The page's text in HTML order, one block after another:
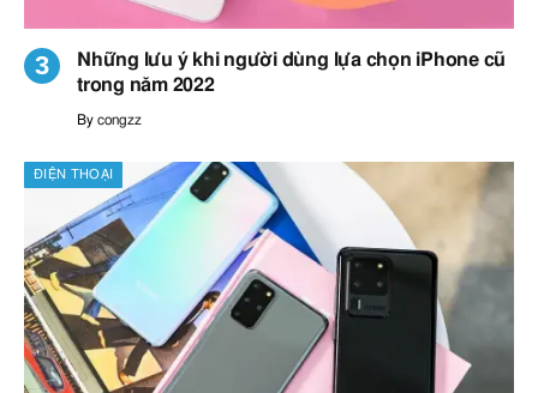
Những lưu ý khi người dùng lựa chọn iPhone cũ
trong năm 2022
By congzz
ĐIỆN THOẠI